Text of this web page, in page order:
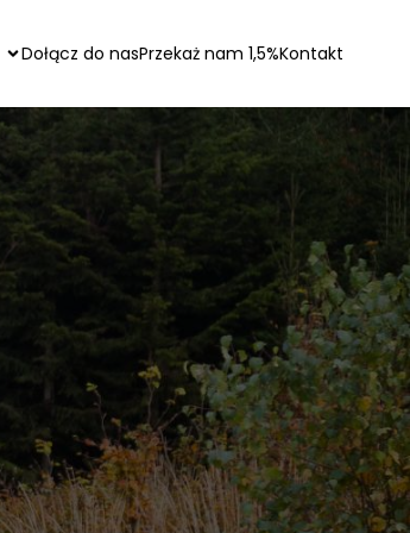
Dołącz do nasPrzekaż nam 1,5%Kontakt